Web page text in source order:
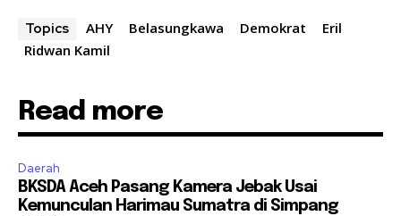
Topics AHY Belasungkawa Demokrat
Eril
Ridwan Kamil
Read more
Daerah
BKSDA Aceh Pasang Kamera Jebak Usai
Kemunculan Harimau Sumatra di Simpang